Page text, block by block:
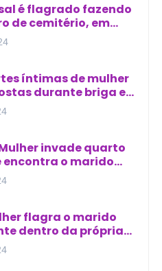
é flagrado fazendo
de cemitério, em
no Maranhão
íntimas de mulher
durante briga em
Mulher invade quarto
encontra o marido
cama
flagra o marido
dentro da própria